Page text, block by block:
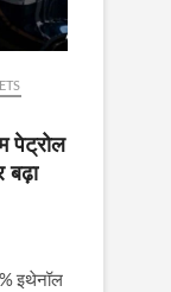
पेट्रोल
बढ़ा
इथेनॉल